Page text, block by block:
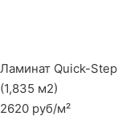
Ламинат Quick-
(1,835 м2)
2620 руб/м²